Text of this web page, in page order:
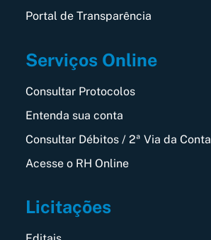
Portal de Transparência
Serviços Online
Consultar Protocolos
Entenda sua conta
Consultar Débitos / 2ª Via da Conta
Acesse o RH Online
Licitações